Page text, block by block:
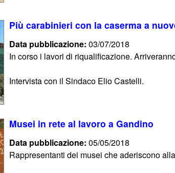
Più carabinieri con la caserma a
Data pubblicazione:03/07/2018
In corso i lavori di riqualificazione.
Intervista con il Sindaco Elio Castelli.
Musei in rete al lavoro a Gandino
Data pubblicazione:05/05/2018
Rappresentanti dei musei che aderiscono